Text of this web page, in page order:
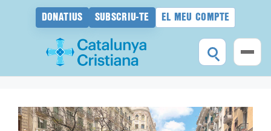
DONATIUS SUBSCRIU-TE EL MEU COMPTE
contingut